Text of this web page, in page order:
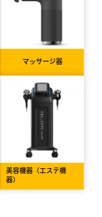
マッサージ器
美容機器（エステ機
器）